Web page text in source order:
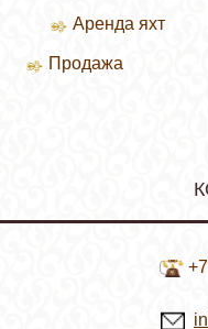
Аренда яхт
Продажа